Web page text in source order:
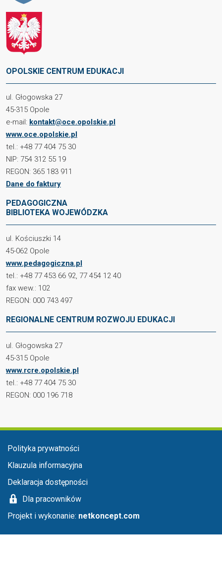
OPOLSKIE CENTRUM EDUKACJI
ul. Głogowska 27
45-315 Opole
e-mail: kontakt@oce.opolskie.pl
www.oce.opolskie.pl
tel.: +48 77 404 75 30
NIP: 754 312 55 19
REGON: 365 183 911
Dane do faktury
PEDAGOGICZNA
BIBLIOTEKA WOJEWÓDZKA
ul. Kościuszki 14
45-062 Opole
www.pedagogiczna.pl
tel.: +48 77 453 66 92, 77 454 12 40
fax wew.: 102
REGON: 000 743 497
REGIONALNE CENTRUM ROZWOJU EDUKACJI
ul. Głogowska 27
45-315 Opole
www.rcre.opolskie.pl
tel.: +48 77 404 75 30
REGON: 000 196 718
Menu stopka
Polityka prywatności
Klauzula informacyjna
Deklaracja dostępności
Dla pracowników
Projekt i wykonanie: netkoncept.com